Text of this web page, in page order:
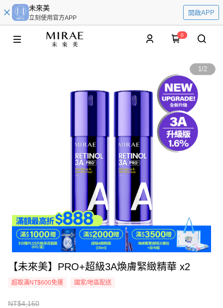
未來美
立刻使用官方APP
開啟APP
0
1/2
【未來美】PRO+超級3A煥膚緊緻精華 x2
超取滿NT$600免運 國家/地區配送
NT$4,160